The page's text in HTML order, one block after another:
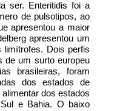
ser. Enteritidis foi a
de pulsotipos, ao
apresentou a maior
apresentou um
limítrofes. Dois perfis
de um surto europeu
brasileiras, foram
dos estados de
dos estados
e Bahia. O baixo